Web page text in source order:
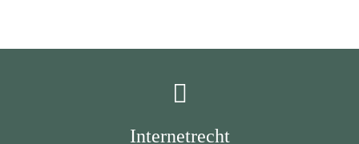
Internetrecht